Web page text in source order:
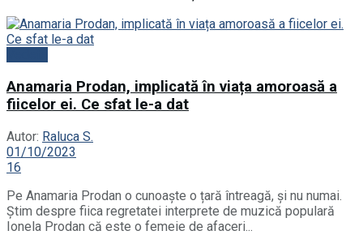
Anamaria Prodan, implicată în viața amoroasă a
fiicelor ei. Ce sfat le-a dat
Autor: Raluca S.
01/10/2023
16
Pe Anamaria Prodan o cunoaște o țară întreagă, și nu numai.
Știm despre fiica regretatei interprete de muzică populară
Ionela Prodan că este o femeie de afaceri...